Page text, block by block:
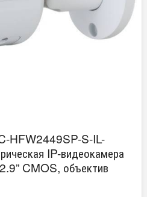
HFW2449SP-S-IL-
IP-видеокамера
CMOS, объектив